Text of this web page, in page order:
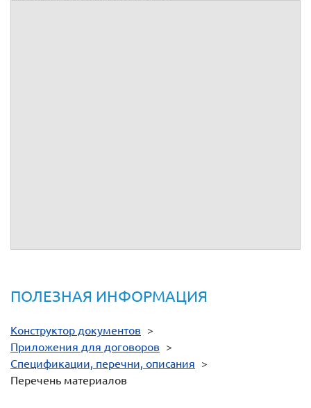
ПОЛЕЗНАЯ ИНФОРМАЦИЯ
Конструктор документов >
Приложения для договоров >
Спецификации, перечни, описания >
Перечень материалов